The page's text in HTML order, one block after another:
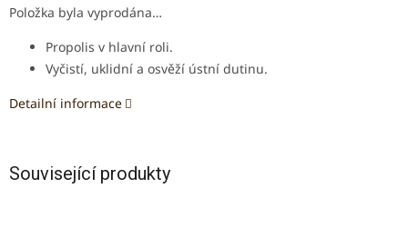
Položka byla vyprodána…
Propolis v hlavní roli.
Vyčistí, uklidní a osvěží ústní dutinu.
Detailní informace
Související produkty